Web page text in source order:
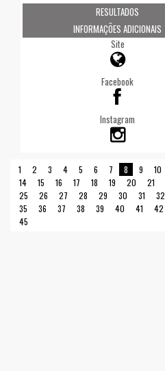
RESULTADOS
INFORMAÇÕES ADICIONAIS
Site
Facebook
Instagram
1 2 3 4 5 6 7 8 9 10
14
15 16 17 18 19 20 21
25
26 27 28 29 30 31 32
35
36 37 38 39 40 41 42
45